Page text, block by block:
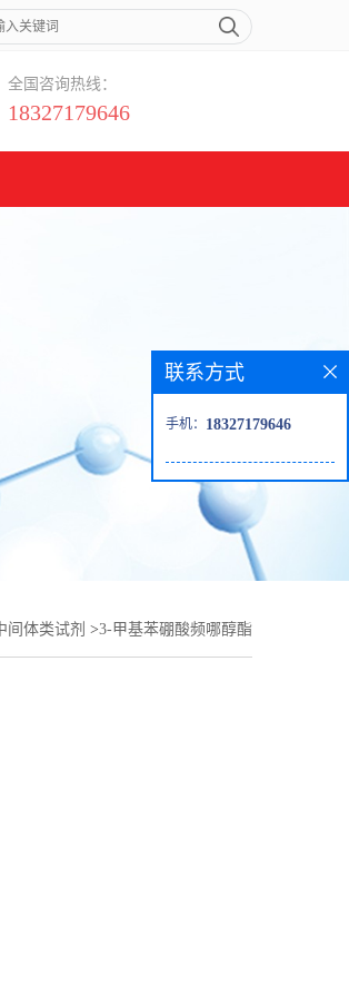
全国咨询热线：
18327179646
间体类试剂 >3-甲基苯硼酸频哪醇酯
联系方式
手机： 18327179646